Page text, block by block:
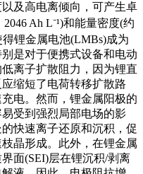
及高电离倾向，可产生卓
Ah L⁻¹)和能量密度(约
得锂金属电池(LMBs)成为
是对于便携式设备和电动
离子扩散阻力，因为锂直
缩短了电荷转移扩散路
电。然而，锂金属阳极的
受到强烈局部电场的影
快速离子还原和沉积，促
晶形成。此外，在锂金属
面(SEI)层在锂沉积/剥离